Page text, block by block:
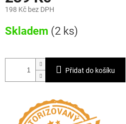
198 Kč bez DPH
cena:
Skladem (2 ks)
Přidat do košíku